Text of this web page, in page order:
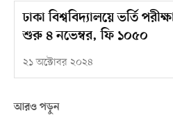
ঢাকা বিশ্ববিদ্যালয়ে ভর্তি
শুরু ৪ নভেম্বর, ফি ১০৫০
২১ অক্টোবর ২০২৪
আরও পড়ুন